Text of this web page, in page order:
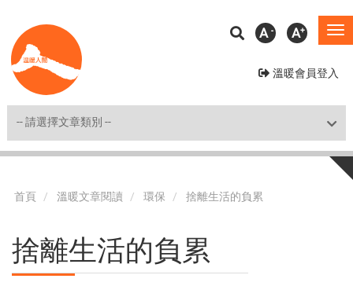
至
主
溫暖會員登入
A A
Shortcut
首頁 溫暖文章閱讀 環保 捨離生活的負累
捨離生活的負累